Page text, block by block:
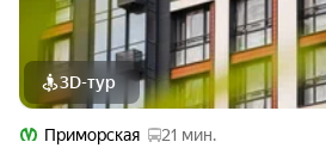
3D-тур
Приморская
21 мин.